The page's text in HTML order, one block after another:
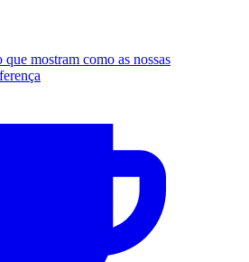
que mostram como as nossas